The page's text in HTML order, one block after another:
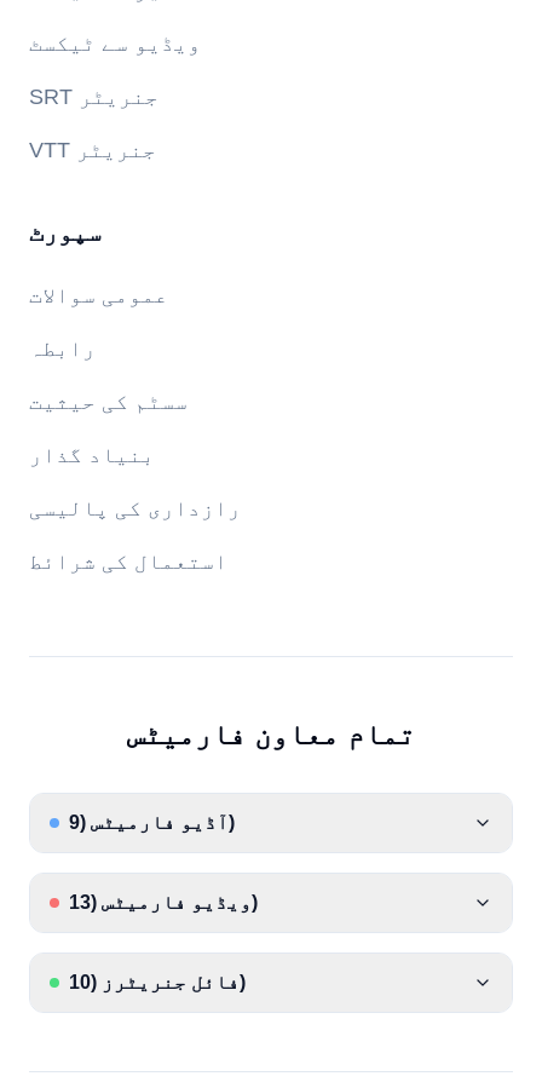
ویڈیو سے ٹیکسٹ
SRT جنریٹر
VTT جنریٹر
سپورٹ
عمومی سوالات
رابطہ
سسٹم کی حیثیت
بنیاد گذار
رازداری کی پالیسی
استعمال کی شرائط
تمام معاون فارمیٹس
آڈیو فارمیٹس (
9 )
ویڈیو فارمیٹس (
13 )
فائل جنریٹرز (
10 )